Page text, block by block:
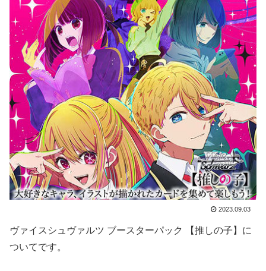
2023.09.03
ヴァイスシュヴァルツ ブースターパック 【推しの子】に
ついてです。